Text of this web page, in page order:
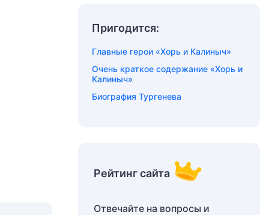
Пригодится:
Главные герои «Хорь и Калиныч»
Очень краткое содержание «Хорь и
Калиныч»
Биография Тургенева
Рейтинг сайта
Отвечайте на вопросы и